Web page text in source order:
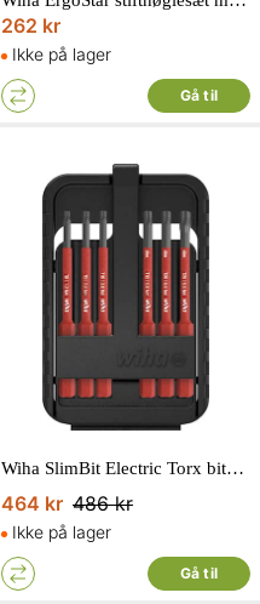
262 kr
Ikke på lager
Gå til
Wiha SlimBit Electric Torx bitsæt 1000V 75 mm 6 dele
464 kr 486 kr
Ikke på lager
Gå til